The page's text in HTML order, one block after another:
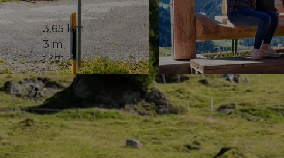
© Beat Brechbühl, UNESCO Biosphäre Entlebuch
3,65 km
3 m
1.471 m